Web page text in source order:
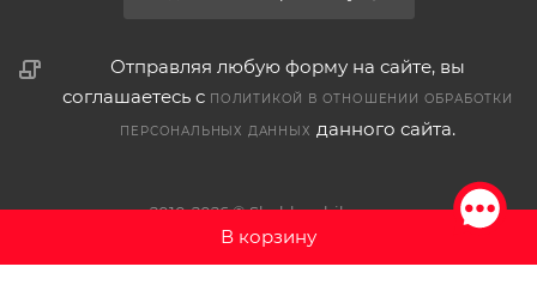
В корзину
Отправляя любую форму на сайте, вы
соглашаетесь с ПОЛИТИКОЙ В ОТНОШЕНИИ ОБРАБОТКИ
ПЕРСОНАЛЬНЫХ ДАННЫХ данного сайта.
2010-2026 © Shablonchik.com